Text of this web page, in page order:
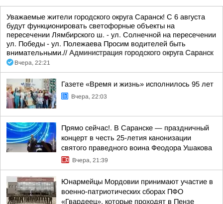
Уважаемые жители городского округа Саранск! С 6 августа
будут функционировать светофорные объекты на
пересечении Лямбирского ш. - ул. Солнечной на пересечении
ул. Победы - ул. Полежаева Просим водителей быть
внимательными.// Администрация городского округа Саранск
Вчера, 22:21
Газете «Время и жизнь» исполнилось 95 лет
Вчера, 22:03
Прямо сейчас!. В Саранске — праздничный
концерт в честь 25-летия канонизации
святого праведного воина Феодора Ушакова
Вчера, 21:39
Юнармейцы Мордовии принимают участие в
военно-патриотических сборах ПФО
«Гвардеец», которые проходят в Пензе